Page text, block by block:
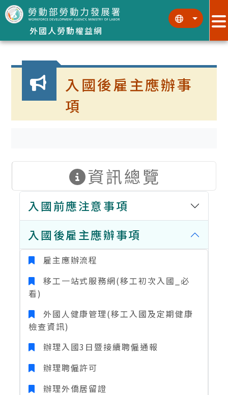
跳到主要內容區塊
外國人勞動權益網
::: :::
:::
入國後雇主應辦事
項
資訊總覽
入國前應注意事項
入國後雇主應辦事項
雇主應辦流程
移工一站式服務網(移工初次入國_必
看)
外國人健康管理(移工入國及定期健康
檢查資訊)
辦理入國3日暨接續聘僱通報
辦理聘僱許可
辦理外僑居留證